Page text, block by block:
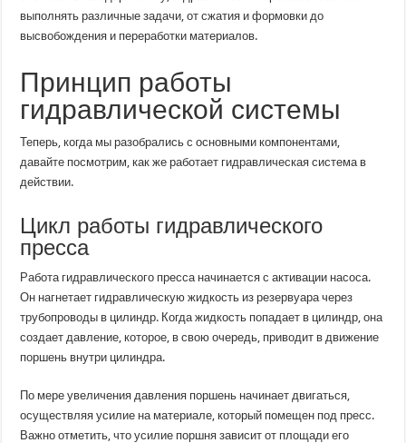
выполнять различные задачи, от сжатия и формовки до
высвобождения и переработки материалов.
Принцип работы
гидравлической системы
Теперь, когда мы разобрались с основными компонентами,
давайте посмотрим, как же работает гидравлическая система в
действии.
Цикл работы гидравлического
пресса
Работа гидравлического пресса начинается с активации насоса.
Он нагнетает гидравлическую жидкость из резервуара через
трубопроводы в цилиндр. Когда жидкость попадает в цилиндр, она
создает давление, которое, в свою очередь, приводит в движение
поршень внутри цилиндра.
По мере увеличения давления поршень начинает двигаться,
осуществляя усилие на материале, который помещен под пресс.
Важно отметить, что усилие поршня зависит от площади его